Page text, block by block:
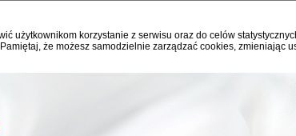
użytkownikom korzystanie z serwisu oraz do celów
że możesz samodzielnie zarządzać cookies, zmieniając